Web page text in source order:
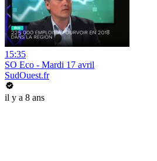
15:35
SO Eco - Mardi 17 avril
SudOuest.fr
il y a 8 ans